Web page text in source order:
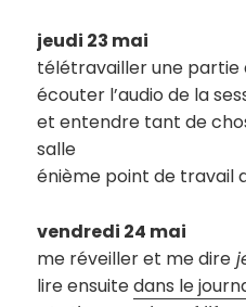
jeudi 23 mai
télétravailler une partie
écouter l’audio de la
et entendre tant de
salle
énième point de travail
vendredi 24 mai
me réveiller et me dire
lire ensuitedans le